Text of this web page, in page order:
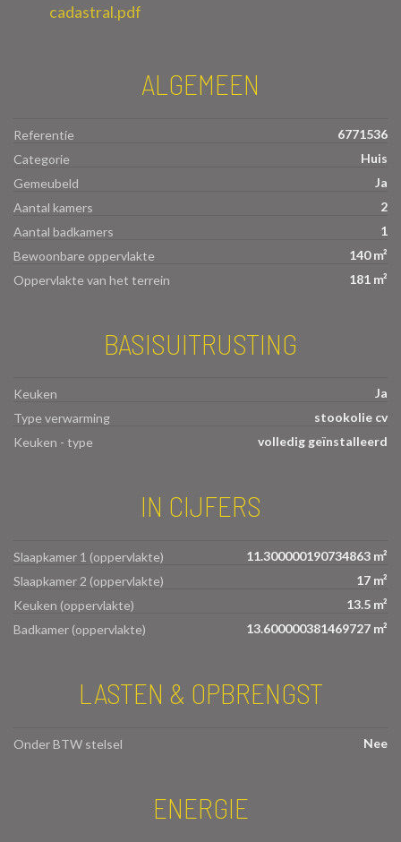
cadastral.pdf
ALGEMEEN
Referentie
6771536
Categorie
Huis
Gemeubeld
Ja
Aantal kamers
2
Aantal badkamers
1
Bewoonbare oppervlakte
140 m²
Oppervlakte van het terrein
181 m²
BASISUITRUSTING
Keuken
Ja
Type verwarming
stookolie cv
Keuken - type
volledig geïnstalleerd
IN CIJFERS
Slaapkamer 1 (oppervlakte)
11.300000190734863 m²
Slaapkamer 2 (oppervlakte)
17 m²
Keuken (oppervlakte)
13.5 m²
Badkamer (oppervlakte)
13.600000381469727 m²
LASTEN & OPBRENGST
Onder BTW stelsel Nee
ENERGIE